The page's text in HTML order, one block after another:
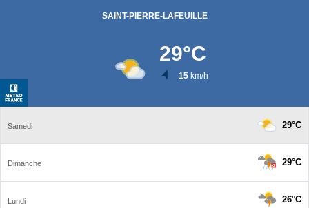
SAINT-PIERRE-LAFEUILLE
29°C
15km/h
Samedi 29°C
Dimanche 29°C
Lundi 26°C